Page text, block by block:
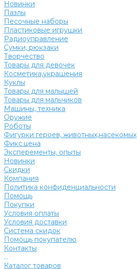
Новинки
Пазлы
Песочные наборы
Пластиковые игрушки
Радиоуправление
Сумки, рюкзаки
Творчество
Товары для девочек
Косметика,украшения
Куклы
Товары для малышей
Товары для мальчиков
Машины, техника
Оружие
Роботы
Фигурки героев, животных,насекомых
Фикс.цена
Эксперементы, опыты
Новинки
Скидки
Компания
Политика конфиденциальности
Помощь
Покупки
Условия оплаты
Условия доставки
Система скидок
Помощь покупателю
Контакты
...
Каталог товаров